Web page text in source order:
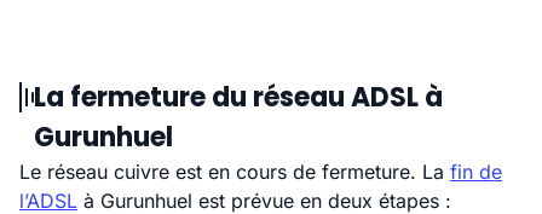
La fermeture du réseau ADSL à
Gurunhuel
Le réseau cuivre est en cours de fermeture. La fin de
l’ADSL à Gurunhuel est prévue en deux étapes :